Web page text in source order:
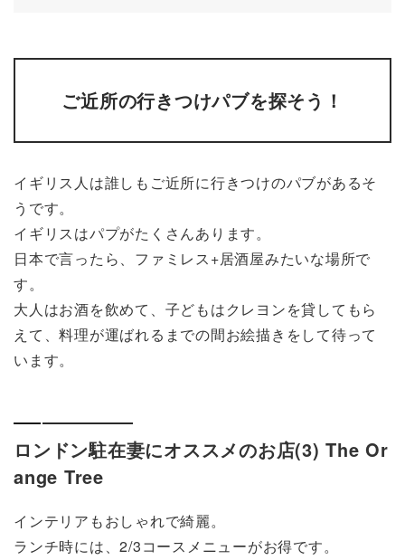
ご近所の行きつけパブを探そう！
イギリス人は誰しもご近所に行きつけのパブがあるそ
うです。
イギリスはパプがたくさんあります。
日本で言ったら、ファミレス+居酒屋みたいな場所で
す。
大人はお酒を飲めて、子どもはクレヨンを貸してもら
えて、料理が運ばれるまでの間お絵描きをして待って
います。
ロンドン駐在妻にオススメのお店(3) The Or
ange Tree
インテリアもおしゃれで綺麗。
ランチ時には、2/3コースメニューがお得です。